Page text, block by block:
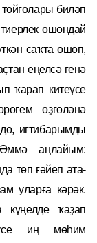
биләп
ошондай
саҡта өшөп,
еңелсә генә
ҡарап китеүсе
өҙгөләнә
иғтибарымды
аңлайым:
төп ғәйеп ата-
уларға кәрәк.
күңелде ҡаҙап
иң мөһим